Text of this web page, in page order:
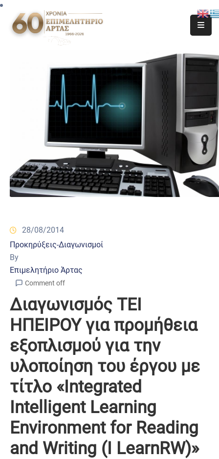
28/08/2014
Προκηρύξεις-Διαγωνισμοί
By
Επιμελητήριο Άρτας
Comment off
Διαγωνισμός ΤΕΙ
ΗΠΕΙΡΟΥ για προμήθεια
εξοπλισμού για την
υλοποίηση του έργου με
τίτλο «Integrated
Intelligent Learning
Environment for Reading
and Writing (I LearnRW)»